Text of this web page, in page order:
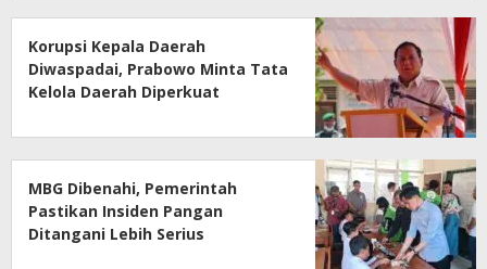
Korupsi Kepala Daerah
Diwaspadai, Prabowo Minta Tata
Kelola Daerah Diperkuat
MBG Dibenahi, Pemerintah
Pastikan Insiden Pangan
Ditangani Lebih Serius